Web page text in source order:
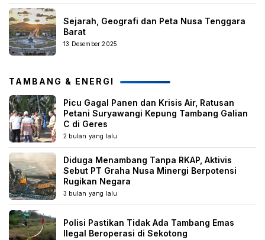
Sejarah, Geografi dan Peta Nusa Tenggara
Barat
13 Desember 2025
TAMBANG & ENERGI
Picu Gagal Panen dan Krisis Air, Ratusan
Petani Suryawangi Kepung Tambang Galian
C di Geres
2 bulan yang lalu
Diduga Menambang Tanpa RKAP, Aktivis
Sebut PT Graha Nusa Minergi Berpotensi
Rugikan Negara
3 bulan yang lalu
Polisi Pastikan Tidak Ada Tambang Emas
Ilegal Beroperasi di Sekotong